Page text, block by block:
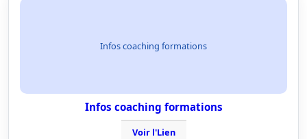
Infos coaching formations
Infos coaching formations
Voir l'Lien